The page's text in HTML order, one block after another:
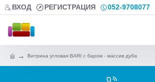
ВХОД РЕГИСТРАЦИЯ 052-9708077
Витрина угловая BARI с баром - массив дуба